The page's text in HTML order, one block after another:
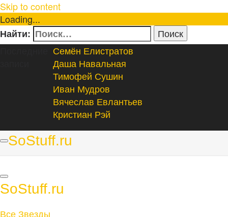
Skip to content
Loading...
Найти:
Семён Елистратов
Даша Навальная
Тимофей Сушин
Иван Мудров
Вячеслав Евлантьев
Кристиан Рэй
SoStuff.ru
SoStuff.ru
Все Звезды